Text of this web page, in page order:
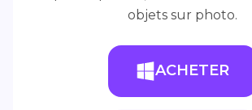
objets sur photo.
ACHETER